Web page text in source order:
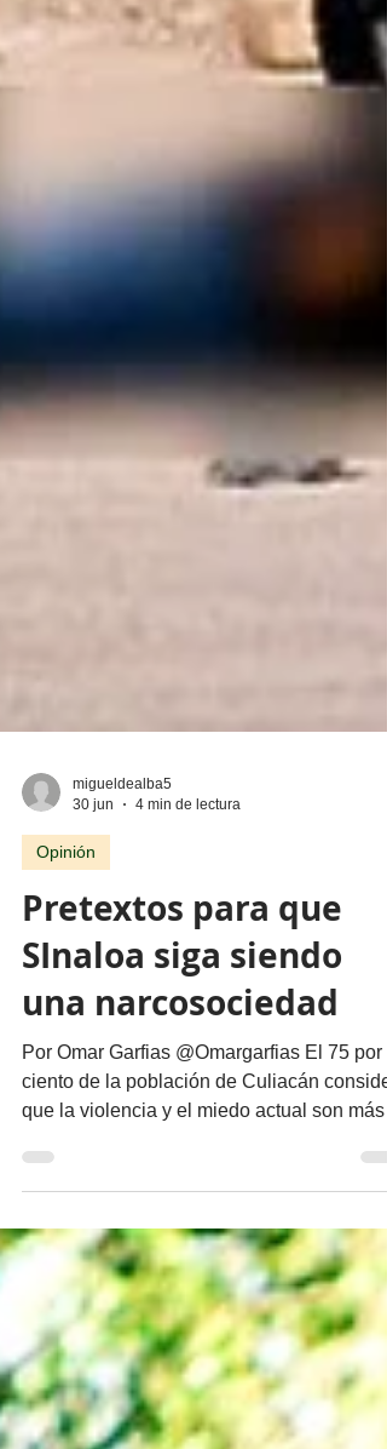
30 jun
Opinión
Pretextos para que
SInaloa siga siendo
una narcosociedad
Por Omar Garfias @Omargarfias El 75 por
ciento de la población de Culiacán
que la violencia y el miedo actual son más
la consultora Lexia, levantada en
de 2025. El 70 por ciento cree que los
sinaloenses ya no debieran regresar al
pasado, sino buscar la paz verdadera. El 76
por ciento afirma que Culiacán puede
económicamente sin depender del dinero
generado por ac